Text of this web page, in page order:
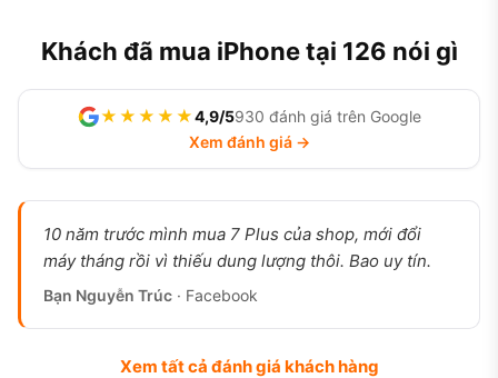
Khách đã mua iPhone tại 126 nói gì
★★★★★4,9/5930 đánh giá trên Google
Xem đánh giá →
10 năm trước mình mua 7 Plus của shop, mới đổi
máy tháng rồi vì thiếu dung lượng thôi. Bao uy tín.
Bạn Nguyễn Trúc · Facebook
Xem tất cả đánh giá khách hàng